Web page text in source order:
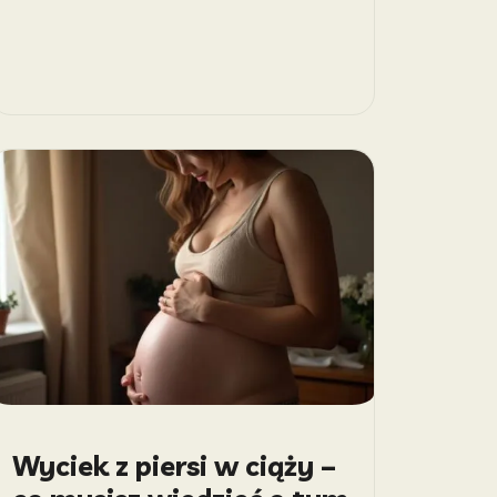
Wyciek z piersi w ciąży –